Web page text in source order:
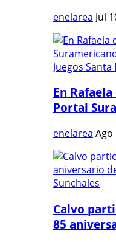
enelarea Jul
En
Portal
enelarea Ago
Calvo
85